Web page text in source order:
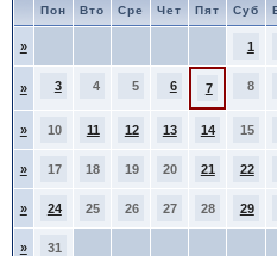
Пон Вто Сре Чет Пят Суб
» 1
» 3 4 5 6 7 8
» 10 11 12 13 14 15
» 17 18 19 20 21 22
» 24 25 26 27 28 29
» 31